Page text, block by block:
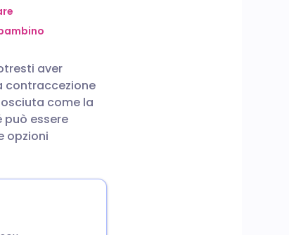
aver
contraccezione
come la
essere
opzioni